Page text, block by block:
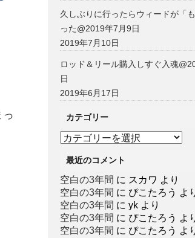
久しぶりに行ったらウィードが「
った@2019年7月9日
2019年7月10日
ロッド＆リール購入しすぐ入魂
日
2019年6月17日
カテゴリー
カ
ゴ
リ
ー
最近のコメント
空白の3年間 に スカワ より
空白の3年間 に ぴこたろう よ
空白の3年間 に yk より
空白の3年間 に ぴこたろう よ
空白の3年間 に ぴこたろう よ